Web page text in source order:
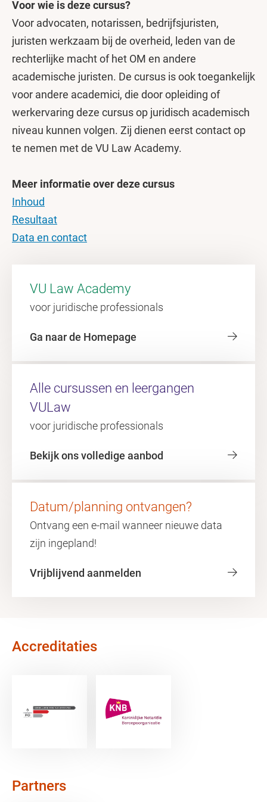
Voor wie is deze cursus?
Voor advocaten, notarissen, bedrijfsjuristen,
juristen werkzaam bij de overheid, leden van de
rechterlijke macht of het OM en andere
academische juristen. De cursus is ook toegankelijk
voor andere academici, die door opleiding of
werkervaring deze cursus op juridisch academisch
niveau kunnen volgen. Zij dienen eerst contact op
te nemen met de VU Law Academy.
Meer informatie over deze cursus
Inhoud
Resultaat
Data en contact
VU Law Academy
voor juridische professionals
Ga naar de Homepage
Alle cursussen en leergangen
VULaw
voor juridische professionals
Bekijk ons volledige aanbod
Datum/planning ontvangen?
Ontvang een e-mail wanneer nieuwe data
zijn ingepland!
Vrijblijvend aanmelden
Accreditaties
Partners